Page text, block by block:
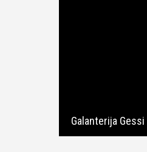
Galanterija